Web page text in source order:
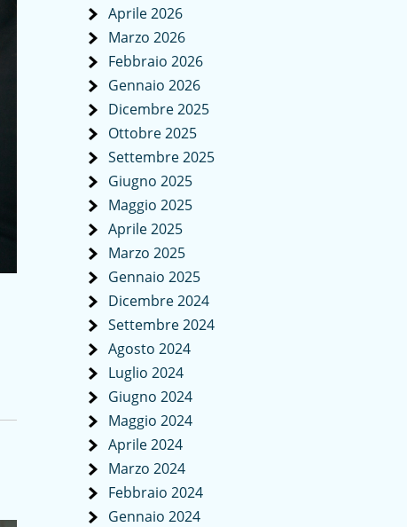
Aprile 2026
Marzo 2026
Febbraio 2026
Gennaio 2026
Dicembre 2025
Ottobre 2025
Settembre 2025
Giugno 2025
Maggio 2025
Aprile 2025
Marzo 2025
Gennaio 2025
Dicembre 2024
Settembre 2024
Agosto 2024
Luglio 2024
Giugno 2024
Maggio 2024
Aprile 2024
Marzo 2024
Febbraio 2024
Gennaio 2024